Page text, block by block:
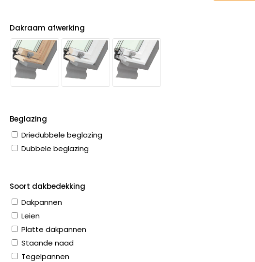
Dakraam afwerking
Beglazing
Driedubbele beglazing
Dubbele beglazing
Soort dakbedekking
Dakpannen
Leien
Platte dakpannen
Staande naad
Tegelpannen